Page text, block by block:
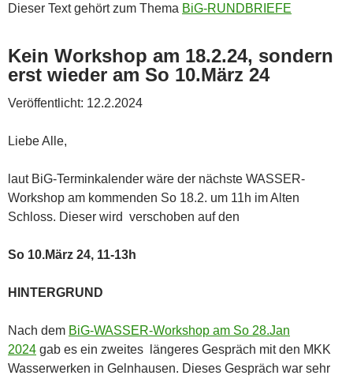
Dieser Text gehört zum Thema BiG-RUNDBRIEFE
Kein Workshop am 18.2.24, sondern
erst wieder am So 10.März 24
Veröffentlicht: 12.2.2024
Liebe Alle,
laut BiG-Terminkalender wäre der nächste WASSER-
Workshop am kommenden So 18.2. um 11h im Alten
Schloss. Dieser wird verschoben auf den
So 10.März 24, 11-13h
HINTERGRUND
Nach dem BiG-WASSER-Workshop am So 28.Jan
2024 gab es ein zweites längeres Gespräch mit den MKK
Wasserwerken in Gelnhausen. Dieses Gespräch war sehr